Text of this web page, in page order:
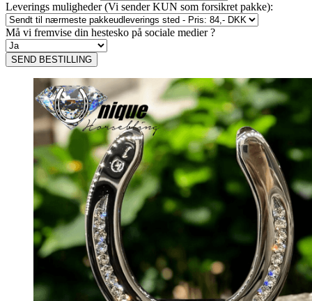
Leverings muligheder (Vi sender KUN som forsikret pakke):
Må vi fremvise din hestesko på sociale medier ?
SEND BESTILLING